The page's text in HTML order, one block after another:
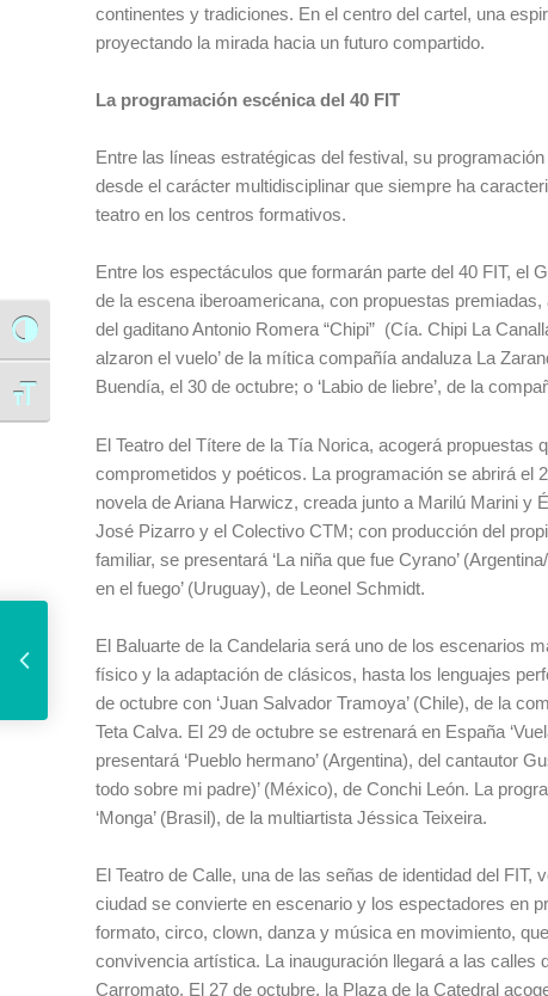
Alternar alto contraste
Alternar tamaño de letra
continentes y tradiciones. En el centro del cartel, una
proyectando la mirada hacia un futuro compartido.
La programación escénica del 40 FIT
Entre las líneas estratégicas del festival, su
desde el carácter multidisciplinar que siempre ha
teatro en los centros formativos.
Entre los espectáculos que formarán parte del 40 FIT, el
de la escena iberoamericana, con propuestas
del gaditano Antonio Romera “Chipi” (Cía. Chipi La
alzaron el vuelo’ de la mítica compañía andaluza La
Buendía, el 30 de octubre; o ‘Labio de liebre’, de la
El Teatro del Títere de la Tía Norica, acogerá propuestas
comprometidos y poéticos. La programación se abrirá el
novela de Ariana Harwicz, creada junto a Marilú Marini y
José Pizarro y el Colectivo CTM; con producción del
familiar, se presentará ‘La niña que fue Cyrano’
en el fuego’ (Uruguay), de Leonel Schmidt.
El Baluarte de la Candelaria será uno de los escenarios
físico y la adaptación de clásicos, hasta los lenguajes
de octubre con ‘Juan Salvador Tramoya’ (Chile), de la
Teta Calva. El 29 de octubre se estrenará en España
presentará ‘Pueblo hermano’ (Argentina), del cantautor
todo sobre mi padre)’ (México), de Conchi León. La
‘Monga’ (Brasil), de la multiartista Jéssica Teixeira.
El Teatro de Calle, una de las señas de identidad del
ciudad se convierte en escenario y los espectadores en
formato, circo, clown, danza y música en movimiento,
convivencia artística. La inauguración llegará a las calles
Carromato. El 27 de octubre, la Plaza de la Catedral